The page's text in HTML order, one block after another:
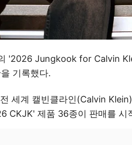
'2026 Jungkook for Calvin
기록했다.
세계 캘빈클라인(Calvin
CKJK' 제품 36종이 판매를 시